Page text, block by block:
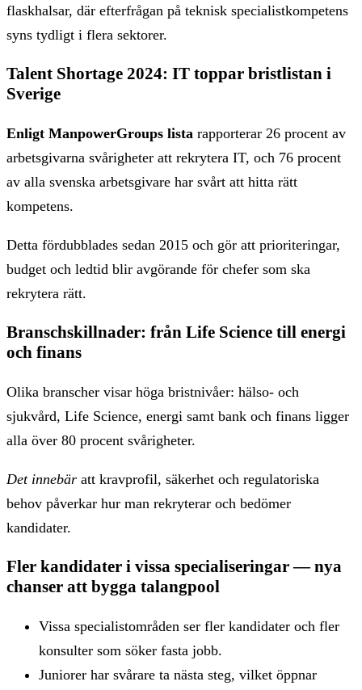
flaskhalsar, där efterfrågan på teknisk specialistkompetens
syns tydligt i flera sektorer.
Talent Shortage 2024: IT toppar bristlistan i
Sverige
Enligt ManpowerGroups lista rapporterar 26 procent av
arbetsgivarna svårigheter att rekrytera IT, och 76 procent
av alla svenska arbetsgivare har svårt att hitta rätt
kompetens.
Detta fördubblades sedan 2015 och gör att prioriteringar,
budget och ledtid blir avgörande för chefer som ska
rekrytera rätt.
Branschskillnader: från Life Science till energi
och finans
Olika branscher visar höga bristnivåer: hälso- och
sjukvård, Life Science, energi samt bank och finans ligger
alla över 80 procent svårigheter.
Det innebär att kravprofil, säkerhet och regulatoriska
behov påverkar hur man rekryterar och bedömer
kandidater.
Fler kandidater i vissa specialiseringar — nya
chanser att bygga talangpool
Vissa specialistområden ser fler kandidater och fler
konsulter som söker fasta jobb.
Juniorer har svårare ta nästa steg, vilket öppnar